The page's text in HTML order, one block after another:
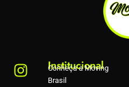
Institucional
Conheça a Moving
Brasil